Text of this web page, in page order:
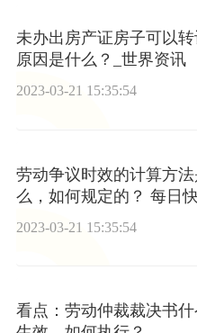
未办出房产证房子可以转
原因是什么？_世界资讯
2023-03-21 15:35:54
劳动争议时效的计算方
么，如何规定的？ 每日
2023-03-21 15:35:54
看点：劳动仲裁裁决书